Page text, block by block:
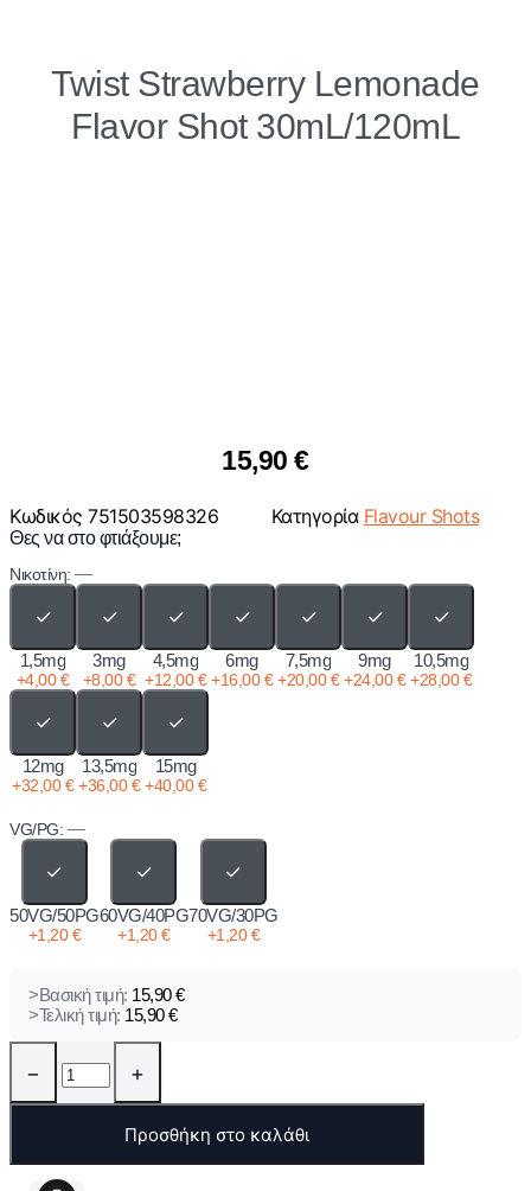
Twist Strawberry Lemonade
Flavor Shot 30mL/120mL
15,90€
Κωδικός 751503598326 Κατηγορία Flavour Shots
Θες να στο φτιάξουμε;
Νικοτίνη: —
✓
1,5mg
+4,00€
✓
3mg
+8,00€
✓
4,5mg
+12,00€
✓
6mg
+16,00€
✓
7,5mg
+20,00€
✓
9mg
+24,00€
✓
10,5mg
+28,00€
✓
12mg
+32,00€
✓
13,5mg
+36,00€
✓
15mg
+40,00€
VG/PG: —
✓
50VG/50PG
+1,20€
✓
60VG/40PG
+1,20€
✓
70VG/30PG
+1,20€
>Βασική τιμή: 15,90€
>Τελική τιμή: 15,90€
− +
Προσθήκη στο καλάθι